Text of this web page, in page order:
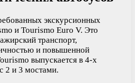
экскурсионных
и Tourismo Euro V. Это
транспорт,
и повышенной
выпускается в 4-х
2 и 3 мостами.